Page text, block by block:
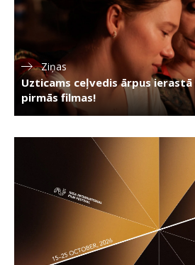
Ziņas
Uzticams ceļvedis ārpus ierastā
pirmās filmas!